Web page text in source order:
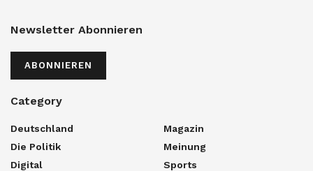
Newsletter Abonnieren
ABONNIEREN
Category
Deutschland
Die Politik
Digital
Magazin
Meinung
Sports